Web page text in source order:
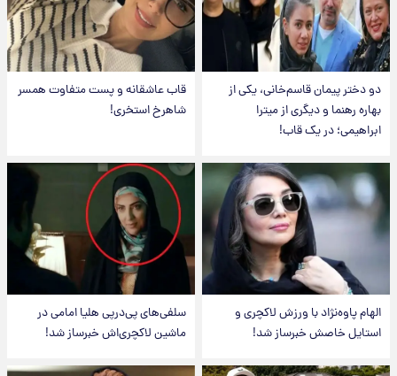
دو دختر پیمان قاسم‌خانی، یکی از
بهاره رهنما و دیگری از میترا
ابراهیمی؛ در یک قاب!
قاب عاشقانه و پست متفاوت همسر
شاهرخ استخری!
الهام پاوه‌نژاد با ورزش لاکچری و
استایل خاصش خبرساز شد!
سلفی‌های پی‌درپی هلیا امامی در
ماشین لاکچری‌اش خبرساز شد!